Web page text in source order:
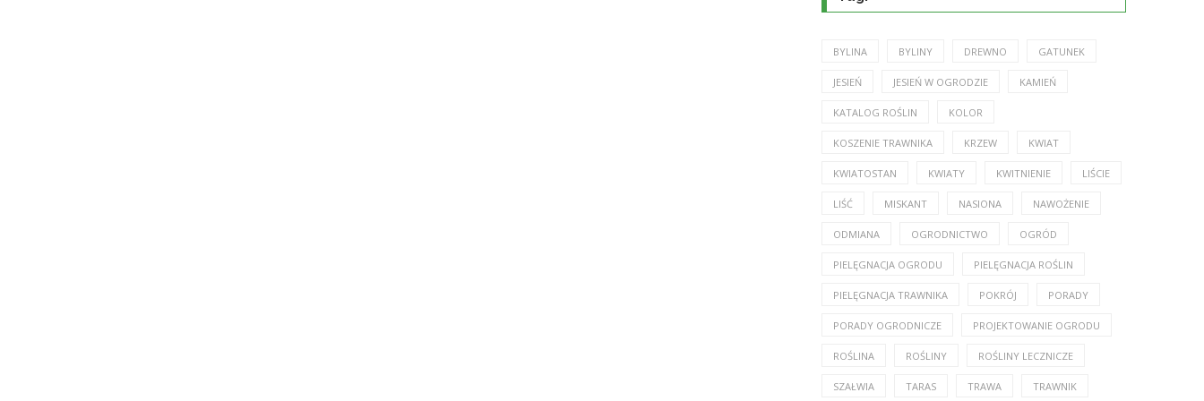
BYLINA BYLINY DREWNO GATUNEK
JESIEŃ JESIEŃ W OGRODZIE KAMIEŃ
KATALOG ROŚLIN KOLOR
KOSZENIE TRAWNIKA KRZEW KWIAT
KWIATOSTAN KWIATY KWITNIENIE LIŚCIE
LIŚĆ MISKANT NASIONA NAWOŻENIE
ODMIANA OGRODNICTWO OGRÓD
PIELĘGNACJA OGRODU PIELĘGNACJA ROŚLIN
PIELĘGNACJA TRAWNIKA POKRÓJ PORADY
PORADY OGRODNICZE PROJEKTOWANIE OGRODU
ROŚLINA ROŚLINY ROŚLINY LECZNICZE
SZAŁWIA TARAS TRAWA TRAWNIK